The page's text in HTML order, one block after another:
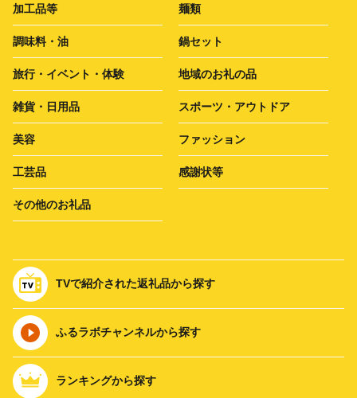
加工品等 麺類
調味料・油 鍋セット
旅行・イベント・体験 地域のお礼の品
雑貨・日用品 スポーツ・アウトドア
美容 ファッション
工芸品 感謝状等
その他のお礼品
TVで紹介された返礼品から探す
ふるラボチャンネルから探す
ランキングから探す